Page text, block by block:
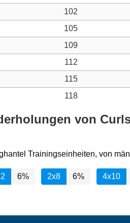
102
105
109
112
115
118
von
Trainingseinheiten, von
6% 2x8 6% 4x10